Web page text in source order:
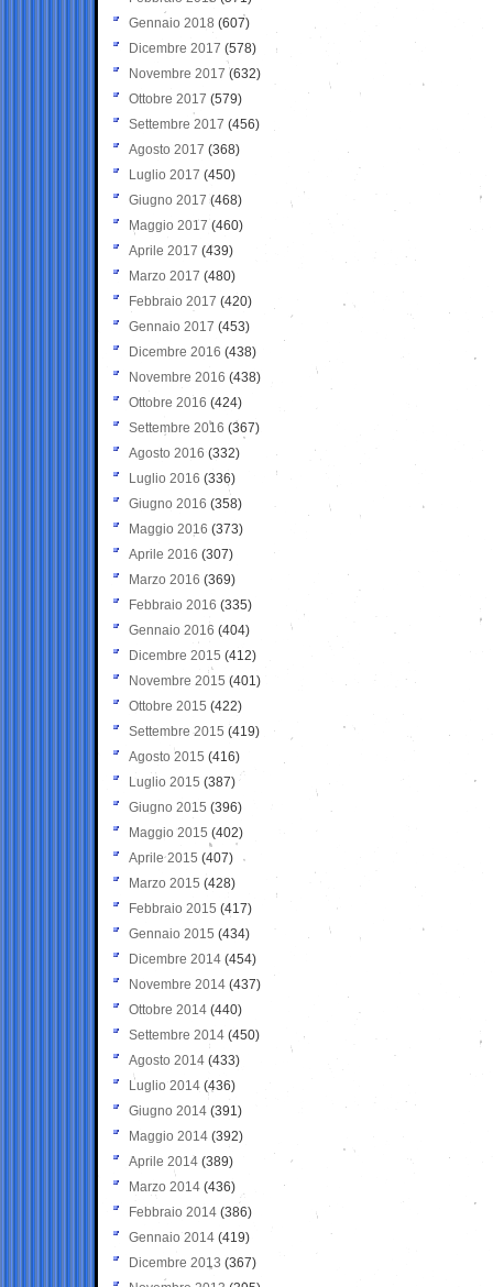
Gennaio 2018 (607)
Dicembre 2017 (578)
Novembre 2017 (632)
Ottobre 2017 (579)
Settembre 2017 (456)
Agosto 2017 (368)
Luglio 2017 (450)
Giugno 2017 (468)
Maggio 2017 (460)
Aprile 2017 (439)
Marzo 2017 (480)
Febbraio 2017 (420)
Gennaio 2017 (453)
Dicembre 2016 (438)
Novembre 2016 (438)
Ottobre 2016 (424)
Settembre 2016 (367)
Agosto 2016 (332)
Luglio 2016 (336)
Giugno 2016 (358)
Maggio 2016 (373)
Aprile 2016 (307)
Marzo 2016 (369)
Febbraio 2016 (335)
Gennaio 2016 (404)
Dicembre 2015 (412)
Novembre 2015 (401)
Ottobre 2015 (422)
Settembre 2015 (419)
Agosto 2015 (416)
Luglio 2015 (387)
Giugno 2015 (396)
Maggio 2015 (402)
Aprile 2015 (407)
Marzo 2015 (428)
Febbraio 2015 (417)
Gennaio 2015 (434)
Dicembre 2014 (454)
Novembre 2014 (437)
Ottobre 2014 (440)
Settembre 2014 (450)
Agosto 2014 (433)
Luglio 2014 (436)
Giugno 2014 (391)
Maggio 2014 (392)
Aprile 2014 (389)
Marzo 2014 (436)
Febbraio 2014 (386)
Gennaio 2014 (419)
Dicembre 2013 (367)